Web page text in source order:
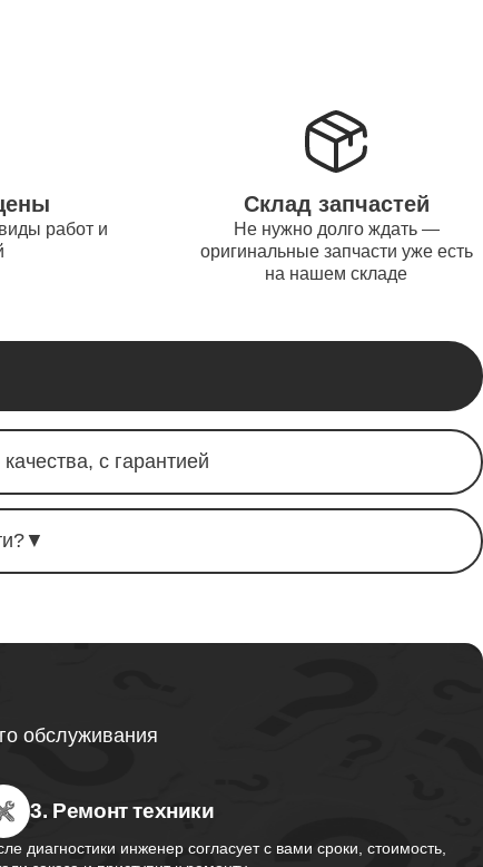
от 1595
от 2700
работ и
Склад запчастей
Не нужно долго ждать —
оригинальные запчасти уже есть
на нашем складе
с гарантией
▼
обслуживания
3. Ремонт техники
диагностики инженер согласует с вами сроки, стоимость,